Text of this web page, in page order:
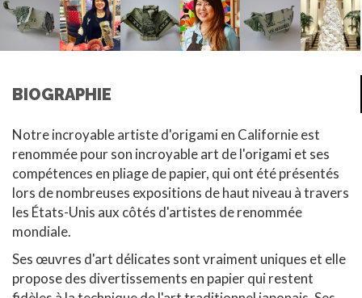
BIOGRAPHIE
Notre incroyable artiste d'origami en Californie est
renommée pour son incroyable art de l'origami et ses
compétences en pliage de papier, qui ont été présentés
lors de nombreuses expositions de haut niveau à travers
les États-Unis aux côtés d'artistes de renommée
mondiale.
Ses œuvres d'art délicates sont vraiment uniques et elle
propose des divertissements en papier qui restent